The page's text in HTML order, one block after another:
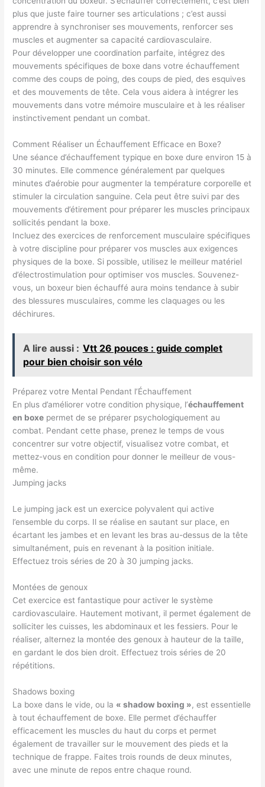
plus que juste faire tourner ses articulations ; c’est aussi
apprendre à synchroniser ses mouvements, renforcer ses
muscles et augmenter sa capacité cardiovasculaire.
Pour développer une coordination parfaite, intégrez des
mouvements spécifiques de boxe dans votre échauffement
comme des coups de poing, des coups de pied, des esquives
et des mouvements de tête. Cela vous aidera à intégrer les
mouvements dans votre mémoire musculaire et à les réaliser
instinctivement pendant un combat.
Comment Réaliser un Échauffement Efficace en Boxe?
Une séance d’échauffement typique en boxe dure environ 15 à
30 minutes. Elle commence généralement par quelques
minutes d’aérobie pour augmenter la température corporelle et
stimuler la circulation sanguine. Cela peut être suivi par des
mouvements d’étirement pour préparer les muscles principaux
sollicités pendant la boxe.
Incluez des exercices de renforcement musculaire spécifiques
à votre discipline pour préparer vos muscles aux exigences
physiques de la boxe. Si possible, utilisez le meilleur matériel
d’électrostimulation pour optimiser vos muscles. Souvenez-
vous, un boxeur bien échauffé aura moins tendance à subir
des blessures musculaires, comme les claquages ou les
déchirures.
A lire aussi : Vtt 26 pouces : guide complet
pour bien choisir son vélo
Préparez votre Mental Pendant l’Échauffement
En plus d’améliorer votre condition physique, l’échauffement
en boxe permet de se préparer psychologiquement au
combat. Pendant cette phase, prenez le temps de vous
concentrer sur votre objectif, visualisez votre combat, et
mettez-vous en condition pour donner le meilleur de vous-
même.
Jumping jacks
Le jumping jack est un exercice polyvalent qui active
l’ensemble du corps. Il se réalise en sautant sur place, en
écartant les jambes et en levant les bras au-dessus de la tête
simultanément, puis en revenant à la position initiale.
Effectuez trois séries de 20 à 30 jumping jacks.
Montées de genoux
Cet exercice est fantastique pour activer le système
cardiovasculaire. Hautement motivant, il permet également de
solliciter les cuisses, les abdominaux et les fessiers. Pour le
réaliser, alternez la montée des genoux à hauteur de la taille,
en gardant le dos bien droit. Effectuez trois séries de 20
répétitions.
Shadows boxing
La boxe dans le vide, ou la « shadow boxing », est essentielle
à tout échauffement de boxe. Elle permet d’échauffer
efficacement les muscles du haut du corps et permet
également de travailler sur le mouvement des pieds et la
technique de frappe. Faites trois rounds de deux minutes,
avec une minute de repos entre chaque round.